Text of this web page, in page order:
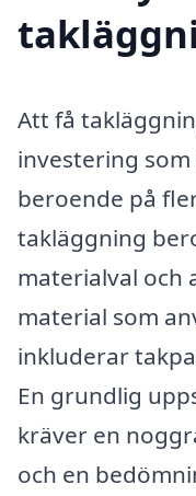
Att få
investering
beroende på
takläggning
materialval och
material som
inkluderar
En grundlig
kräver en
och en